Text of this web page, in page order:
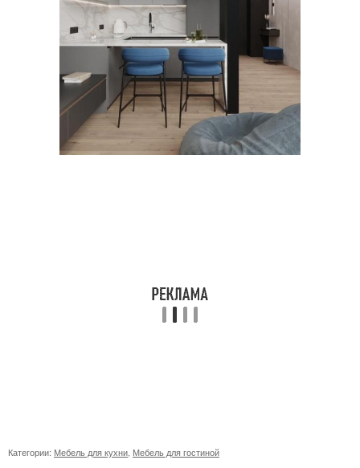
Категории: Мебель для кухни Мебель для гостиной